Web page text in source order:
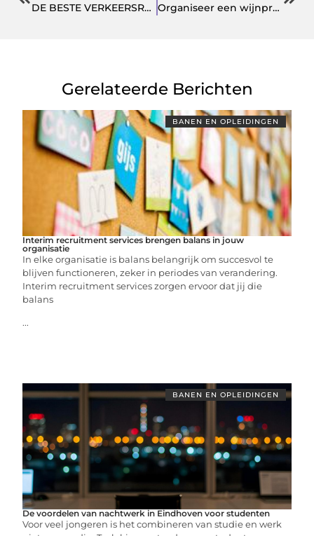
DE BESTE VERKEERSREGELAARS IN LEEUWARDEN Organiseer een wijnproeverij voor thuis met de lekkerste wijnen
Gerelateerde Berichten
BANEN EN OPLEIDINGEN
Interim recruitment services brengen balans in jouw
organisatie
In elke organisatie is balans belangrijk om succesvol te
blijven functioneren, zeker in periodes van verandering.
Interim recruitment services zorgen ervoor dat jij die
balans
...
BANEN EN OPLEIDINGEN
De voordelen van nachtwerk in Eindhoven voor studenten
Voor veel jongeren is het combineren van studie en werk